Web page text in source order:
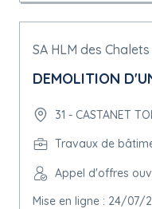
SA HLM des Chalets
DEMOLITION
31 - CASTANET
Travaux de
Appel d'offres
Mise en ligne : 24/07/